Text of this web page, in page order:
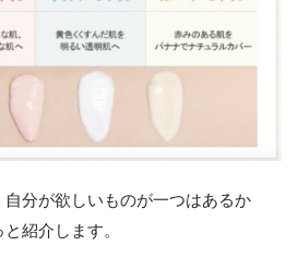
分が欲しいものが一つはあるか
紹介します。